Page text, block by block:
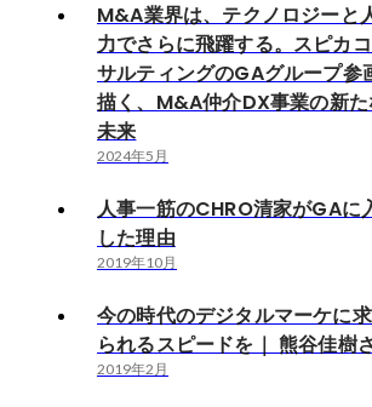
M&A業界は、テクノロジーと
力でさらに飛躍する。スピカ
サルティングのGAグループ参
描く、M&A仲介DX事業の新
未来
2024年5月
人事一筋のCHRO清家がGAに
した理由
2019年10月
今の時代のデジタルマーケに
られるスピードを｜ 熊谷佳樹
2019年2月